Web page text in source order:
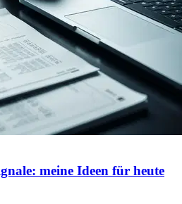
meine Ideen für heute